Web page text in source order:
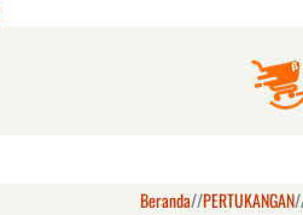
Beranda/ PERTUKANGAN/